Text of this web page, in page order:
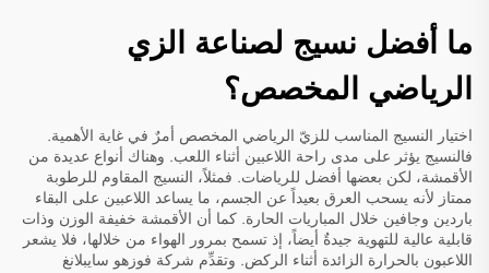
ما أفضل نسيج لصناعة الزي
الرياضي المخصص؟
اختيار النسيج المناسب للزيّ الرياضي المخصص أمرٌ في غاية الأهمية.
فالنسيج يؤثر على مدى راحة اللاعبين أثناء اللعب. وهناك أنواع عديدة من
الأقمشة، لكن بعضها أفضل للرياضات. فمثلاً، النسيج المقاوم للرطوبة
ممتاز لأنه يسحب العرق بعيداً عن الجسم، ما يساعد اللاعبين على البقاء
باردين وجافين خلال المباريات الحارة. كما أن الأقمشة خفيفة الوزن وذات
قابلية عالية للتهوية جيدةٌ أيضاً، إذ تسمح بمرور الهواء من خلالها، فلا يشعر
اللاعبون بالحرارة الزائدة أثناء الركض. وتقدِّم شركة فوزهو سايبلانغ